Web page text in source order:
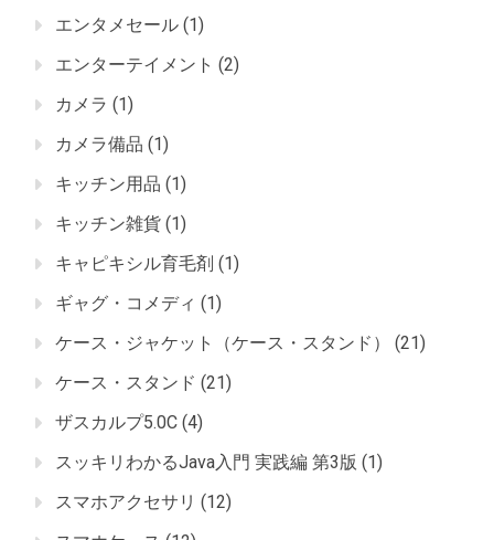
エンタメセール (1)
エンターテイメント (2)
カメラ (1)
カメラ備品 (1)
キッチン用品 (1)
キッチン雑貨 (1)
キャピキシル育毛剤 (1)
ギャグ・コメディ (1)
ケース・ジャケット（ケース・スタンド）
(21)
ケース・スタンド (21)
ザスカルプ5.0C (4)
スッキリわかるJava入門 実践編 第3版 (1)
スマホアクセサリ (12)